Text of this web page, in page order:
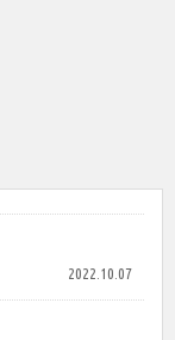
2022.10.07